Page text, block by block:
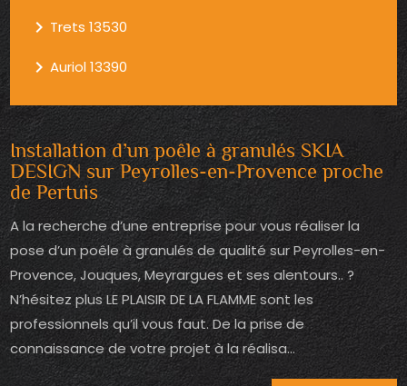
navigate_next Trets 13530
navigate_nextAuriol 13390
Installation d’un poêle à granulés SKIA
DESIGN sur Peyrolles-en-Provence proche
de Pertuis
A la recherche d’une entreprise pour vous réaliser la
pose d’un poêle à granulés de qualité sur Peyrolles-en-
Provence, Jouques, Meyrargues et ses alentours.. ?
N’hésitez plus LE PLAISIR DE LA FLAMME sont les
professionnels qu’il vous faut. De la prise de
connaissance de votre projet à la réalisa...